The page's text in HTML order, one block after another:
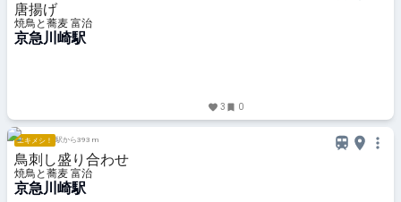
唐揚げ
焼鳥と蕎麦 富治
京急川崎駅
3 0
エキメシ！ 駅から393 m
鳥刺し盛り合わせ
焼鳥と蕎麦 富治
京急川崎駅